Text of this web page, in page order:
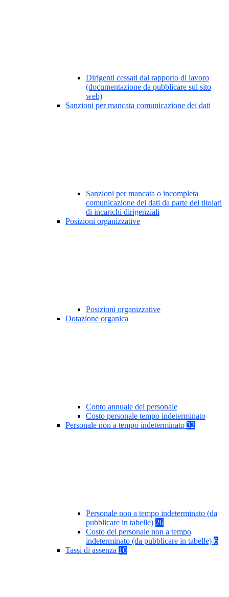
Dirigenti cessati dal rapporto di lavoro
(documentazione da pubblicare sul sito
web)
Sanzioni per mancata comunicazione dei dati
Sanzioni per mancata o incompleta
comunicazione dei dati da parte dei titolari
di incarichi dirigenziali
Posizioni organizzative
Posizioni organizzative
Dotazione organica
Conto annuale del personale
Costo personale tempo indeterminato
Personale non a tempo indeterminato 32
Personale non a tempo indeterminato (da
pubblicare in tabelle) 26
Costo del personale non a tempo
indeterminato (da pubblicare in tabelle) 6
Tassi di assenza 10